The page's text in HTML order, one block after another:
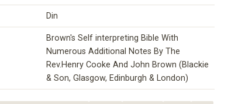
Din
Brown's Self interpreting Bible With
Numerous Additional Notes By The
Rev.Henry Cooke And John Brown (Blackie
& Son, Glasgow, Edinburgh & London)